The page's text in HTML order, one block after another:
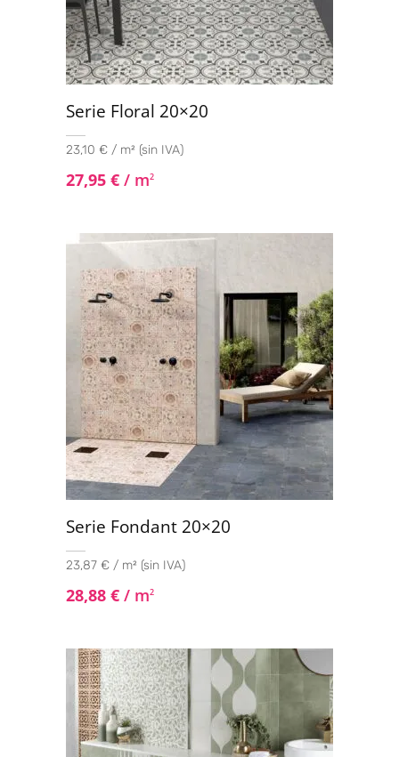
Serie Floral 20×20
23,10 € / m² (sin IVA)
27,95 € / m2
Serie Fondant 20×20
23,87 € / m² (sin IVA)
28,88 € / m2